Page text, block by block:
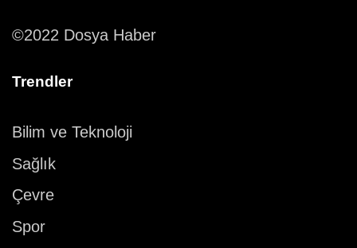
©2022 Dosya Haber
Trendler
Bilim ve Teknoloji
Sağlık
Çevre
Spor